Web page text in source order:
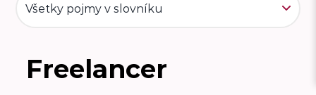
Všetky pojmy v slovníku
F
Freelancer